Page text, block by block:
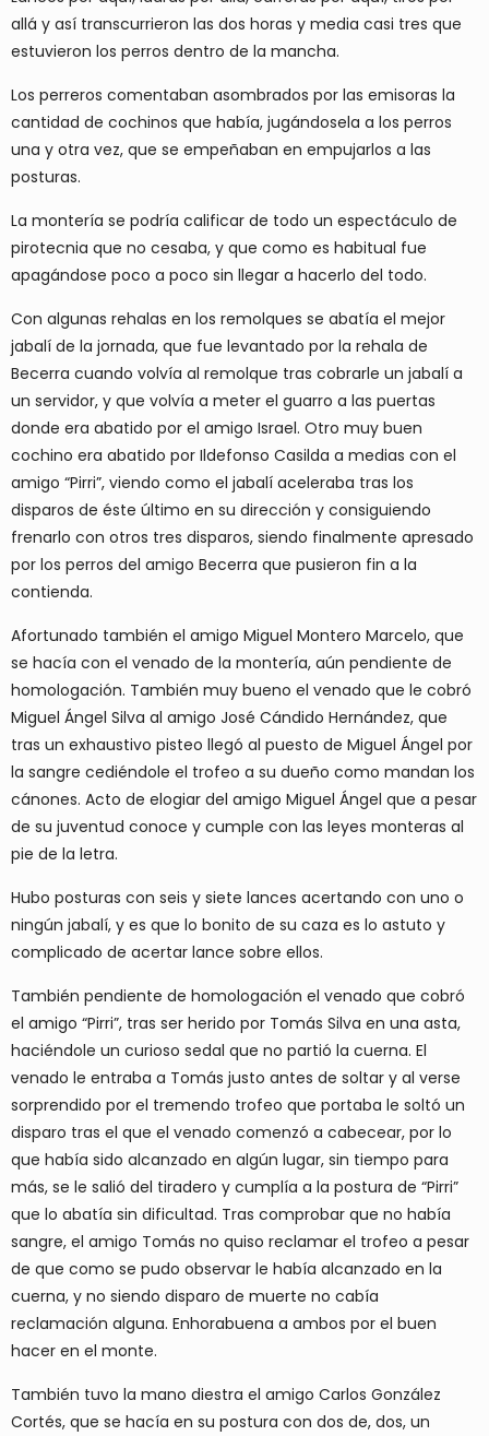
allá y así transcurrieron las dos horas y media casi tres que
estuvieron los perros dentro de la mancha.
Los perreros comentaban asombrados por las emisoras la
cantidad de cochinos que había, jugándosela a los perros
una y otra vez, que se empeñaban en empujarlos a las
posturas.
La montería se podría calificar de todo un espectáculo de
pirotecnia que no cesaba, y que como es habitual fue
apagándose poco a poco sin llegar a hacerlo del todo.
Con algunas rehalas en los remolques se abatía el mejor
jabalí de la jornada, que fue levantado por la rehala de
Becerra cuando volvía al remolque tras cobrarle un jabalí a
un servidor, y que volvía a meter el guarro a las puertas
donde era abatido por el amigo Israel. Otro muy buen
cochino era abatido por Ildefonso Casilda a medias con el
amigo “Pirri”, viendo como el jabalí aceleraba tras los
disparos de éste último en su dirección y consiguiendo
frenarlo con otros tres disparos, siendo finalmente apresado
por los perros del amigo Becerra que pusieron fin a la
contienda.
Afortunado también el amigo Miguel Montero Marcelo, que
se hacía con el venado de la montería, aún pendiente de
homologación. También muy bueno el venado que le cobró
Miguel Ángel Silva al amigo José Cándido Hernández, que
tras un exhaustivo pisteo llegó al puesto de Miguel Ángel por
la sangre cediéndole el trofeo a su dueño como mandan los
cánones. Acto de elogiar del amigo Miguel Ángel que a pesar
de su juventud conoce y cumple con las leyes monteras al
pie de la letra.
Hubo posturas con seis y siete lances acertando con uno o
ningún jabalí, y es que lo bonito de su caza es lo astuto y
complicado de acertar lance sobre ellos.
También pendiente de homologación el venado que cobró
el amigo “Pirri”, tras ser herido por Tomás Silva en una asta,
haciéndole un curioso sedal que no partió la cuerna. El
venado le entraba a Tomás justo antes de soltar y al verse
sorprendido por el tremendo trofeo que portaba le soltó un
disparo tras el que el venado comenzó a cabecear, por lo
que había sido alcanzado en algún lugar, sin tiempo para
más, se le salió del tiradero y cumplía a la postura de “Pirri”
que lo abatía sin dificultad. Tras comprobar que no había
sangre, el amigo Tomás no quiso reclamar el trofeo a pesar
de que como se pudo observar le había alcanzado en la
cuerna, y no siendo disparo de muerte no cabía
reclamación alguna. Enhorabuena a ambos por el buen
hacer en el monte.
También tuvo la mano diestra el amigo Carlos González
Cortés, que se hacía en su postura con dos de, dos, un